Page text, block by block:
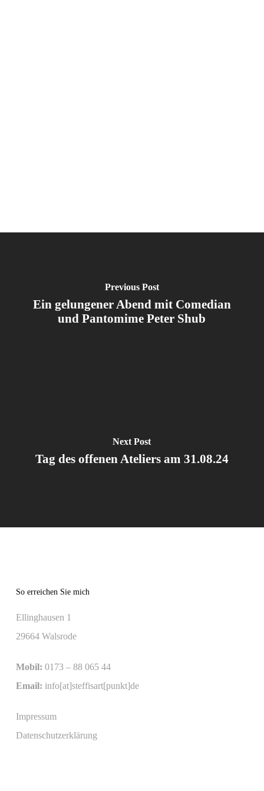
Previous Post
Ein gelungener Abend mit Comedian
und Pantomime Peter Shub
Next Post
Tag des offenen Ateliers am 31.08.24
So erreichen Sie mich
Ellinghausen 1
29664 Walsrode
Mobil: 0173 – 88 065 44
Email: info[at]steffisart[punkt]de
Impressum
Datenschutzerklärung